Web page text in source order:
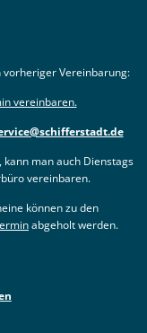
Vereinbarung:
vereinbaren.
kann man auch Dienstags
vereinbaren.
können zu den
abgeholt werden.